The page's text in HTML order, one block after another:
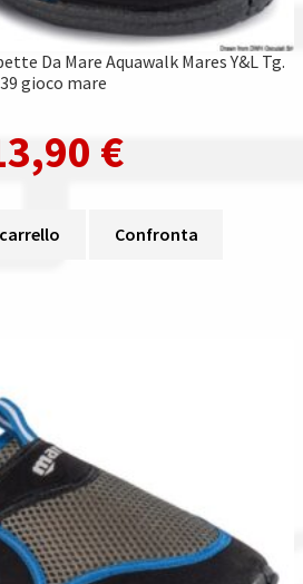
Da Mare Aquawalk Mares Y&L Tg.
39 gioco mare
€
Confronta